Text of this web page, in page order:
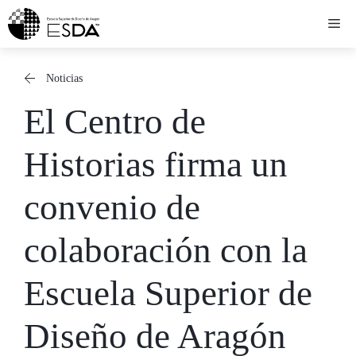
Saltar
Noticias
El Centro de
Historias firma un
convenio de
colaboración con la
Escuela Superior de
Diseño de Aragón